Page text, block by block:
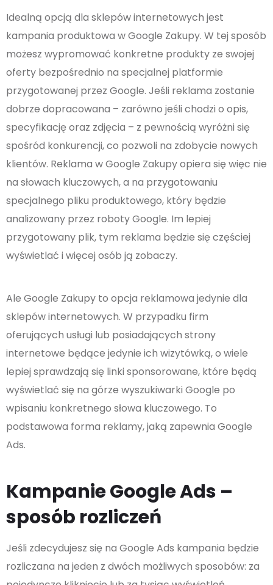
Idealną opcją dla sklepów internetowych jest
kampania produktowa w Google Zakupy. W tej sposób
możesz wypromować konkretne produkty ze swojej
oferty bezpośrednio na specjalnej platformie
przygotowanej przez Google. Jeśli reklama zostanie
dobrze dopracowana – zarówno jeśli chodzi o opis,
specyfikację oraz zdjęcia – z pewnością wyróżni się
spośród konkurencji, co pozwoli na zdobycie nowych
klientów. Reklama w Google Zakupy opiera się więc nie
na słowach kluczowych, a na przygotowaniu
specjalnego pliku produktowego, który będzie
analizowany przez roboty Google. Im lepiej
przygotowany plik, tym reklama będzie się częściej
wyświetlać i więcej osób ją zobaczy.
Ale Google Zakupy to opcja reklamowa jedynie dla
sklepów internetowych. W przypadku firm
oferujących usługi lub posiadających strony
internetowe będące jedynie ich wizytówką, o wiele
lepiej sprawdzają się linki sponsorowane, które będą
wyświetlać się na górze wyszukiwarki Google po
wpisaniu konkretnego słowa kluczowego. To
podstawowa forma reklamy, jaką zapewnia Google
Ads.
Kampanie Google Ads –
sposób rozliczeń
Jeśli zdecydujesz się na Google Ads kampania będzie
rozliczana na jeden z dwóch możliwych sposobów: za